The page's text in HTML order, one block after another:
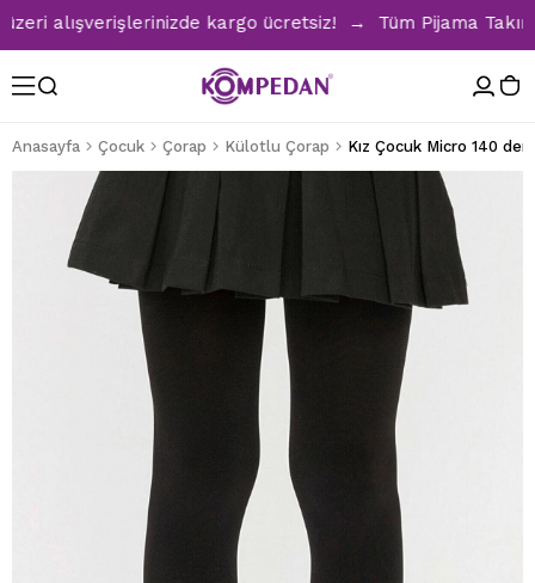
alışverişlerinizde kargo ücretsiz! → Tüm Pijama
Anasayfa Çocuk Çorap Külotlu Çorap